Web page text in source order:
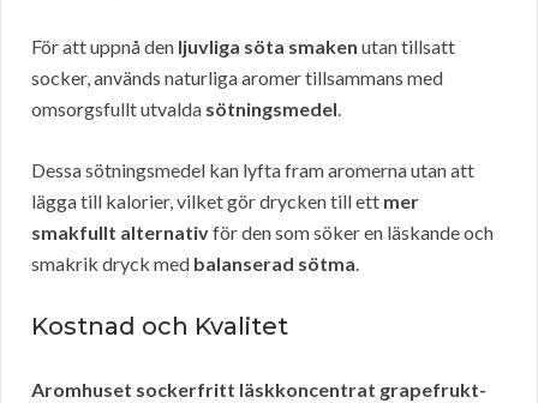
För att uppnå den ljuvliga söta smaken utan tillsatt
socker, används naturliga aromer tillsammans med
omsorgsfullt utvalda sötningsmedel.
Dessa sötningsmedel kan lyfta fram aromerna utan att
lägga till kalorier, vilket gör drycken till ett mer
smakfullt alternativför den som söker en läskande och
smakrik dryck med balanserad sötma.
Kostnad och Kvalitet
Aromhuset sockerfritt läskkoncentrat grapefrukt-